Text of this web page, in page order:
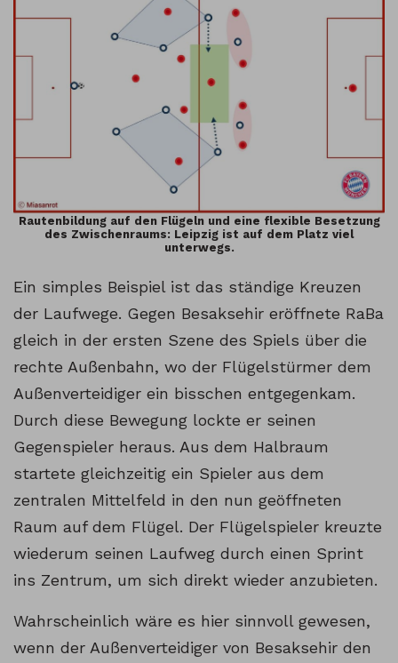
Rautenbildung auf den Flügeln und eine flexible Besetzung
des Zwischenraums: Leipzig ist auf dem Platz viel
unterwegs.
Ein simples Beispiel ist das ständige Kreuzen
der Laufwege. Gegen Besaksehir eröffnete RaBa
gleich in der ersten Szene des Spiels über die
rechte Außenbahn, wo der Flügelstürmer dem
Außenverteidiger ein bisschen entgegenkam.
Durch diese Bewegung lockte er seinen
Gegenspieler heraus. Aus dem Halbraum
startete gleichzeitig ein Spieler aus dem
zentralen Mittelfeld in den nun geöffneten
Raum auf dem Flügel. Der Flügelspieler kreuzte
wiederum seinen Laufweg durch einen Sprint
ins Zentrum, um sich direkt wieder anzubieten.
Wahrscheinlich wäre es hier sinnvoll gewesen,
wenn der Außenverteidiger von Besaksehir den